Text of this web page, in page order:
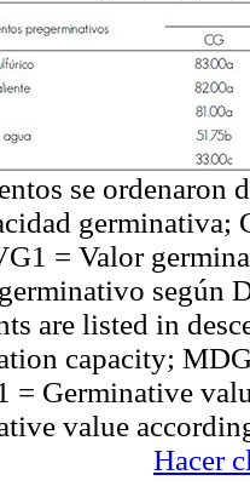
se ordenaron
germinativa;
= Valor
germinativo según
are listed in
capacity;
= Germinative
value
Hacer